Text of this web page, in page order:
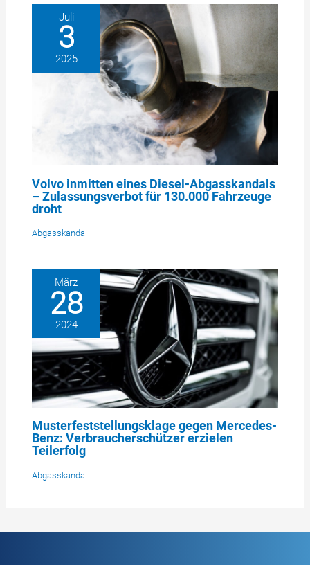
Juli
3
2025
Volvo inmitten eines Diesel-Abgasskandals
– Zulassungsverbot für 130.000 Fahrzeuge
droht
Abgasskandal
März
28
2024
Musterfeststellungsklage gegen Mercedes-
Benz: Verbraucherschützer erzielen
Teilerfolg
Abgasskandal